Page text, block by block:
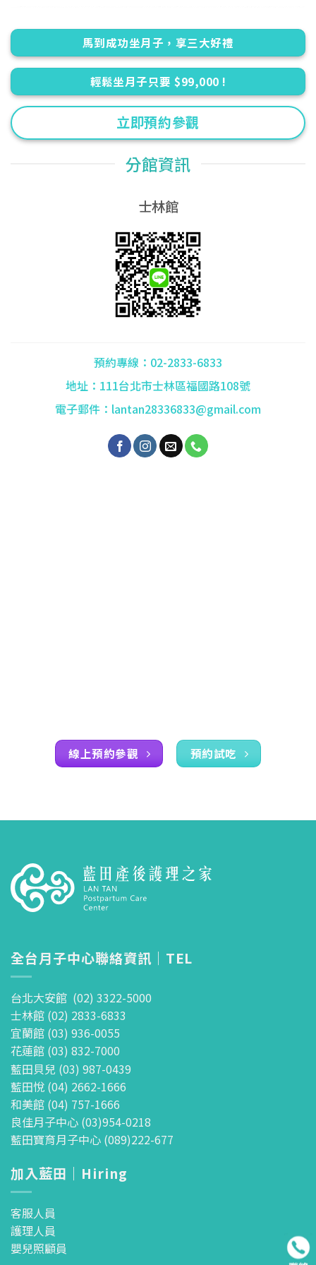
馬到成功坐月子，享三大好禮
輕鬆坐月子只要 $99,000 !
立即預約參觀
分館資訊
士林館
預約專線：02-2833-6833
地址：111台北市士林區福國路108號
電子郵件：lantan28336833@gmail.com
線上預約參觀 預約試吃
全台月子中心聯絡資訊｜TEL
台北大安館 (02) 3322-5000
士林館 (02) 2833-6833
宜蘭館 (03) 936-0055
花蓮館 (03) 832-7000
藍田貝兒 (03) 987-0439
藍田悅 (04) 2662-1666
和美館 (04) 757-1666
良佳月子中心 (03)954-0218
藍田寶育月子中心 (089)222-677
加入藍田｜Hiring
客服人員
護理人員
嬰兒照顧員